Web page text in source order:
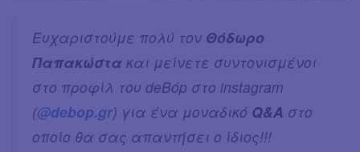
Ευχαριστούμε πολύ τον Θόδωρο
Παπακώστα και μείνετε συντονισμένοι
στο προφίλ του deBόp στο instagram
(@debop.gr) για ένα μοναδικό Q&Α στο
οποίο θα σας απαντήσει ο ίδιος!!!